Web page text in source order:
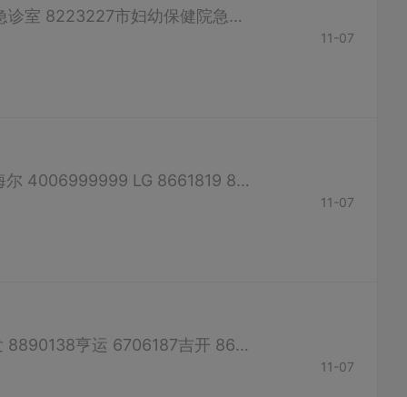
急救中心 120太和医院急诊室 8801399人民医院急诊室 8637999东风总医院急诊室 8223227市妇幼保健院急诊室 13687212232；8125999市疾控中心 12320 （如有错误，请联系客服修改）
11-07
奥克斯 8652891 8653840春兰 8656604科龙 8656604 TCL 4008123456海尔 4006999999 LG 8661819 8652891（如有错误，请联系客服修改）
11-07
佳裕 8485222顺强 8893700天顺 8207802龙安 8528178交通 8662048盛发 8890138亨运 6706187吉开 8665161 （如有错误，请联系客服修改）
11-07